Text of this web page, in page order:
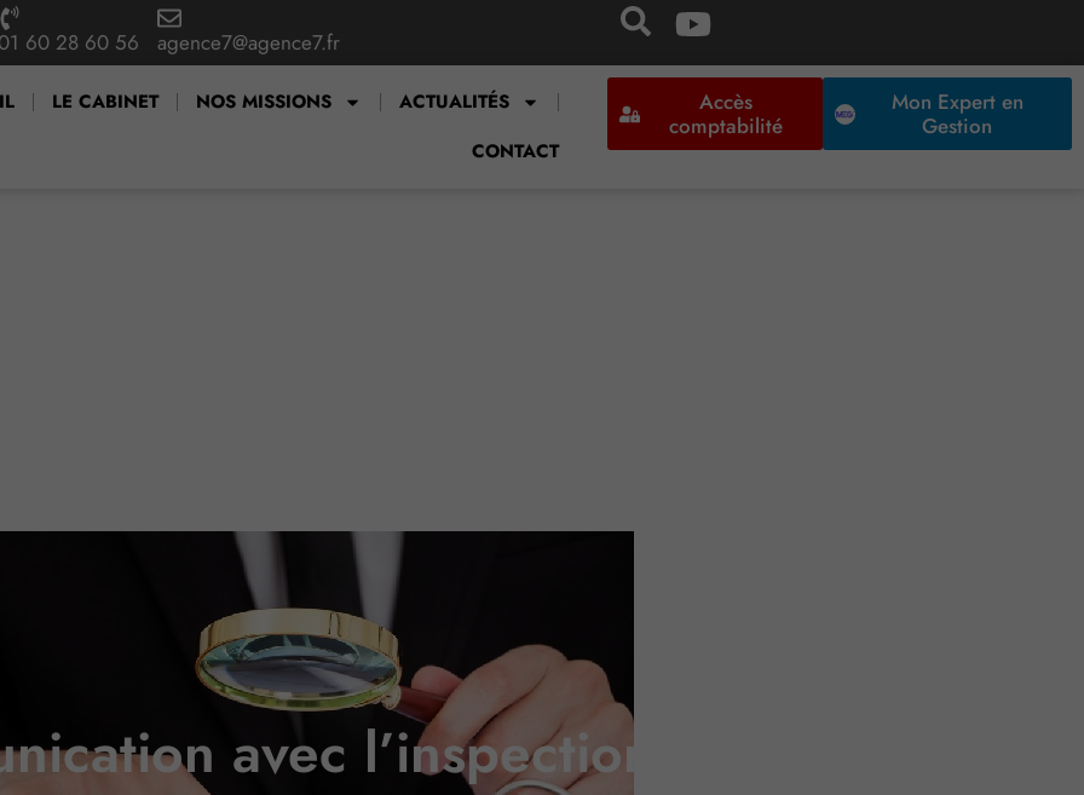
01 60 28 60 56 agence7@agence7.fr
LE CABINET NOS MISSIONS
ACTUALITÉS
CONTACT
Accès
comptabilité
Mon Expert en
Gestion
avec l’inspection du travail ?